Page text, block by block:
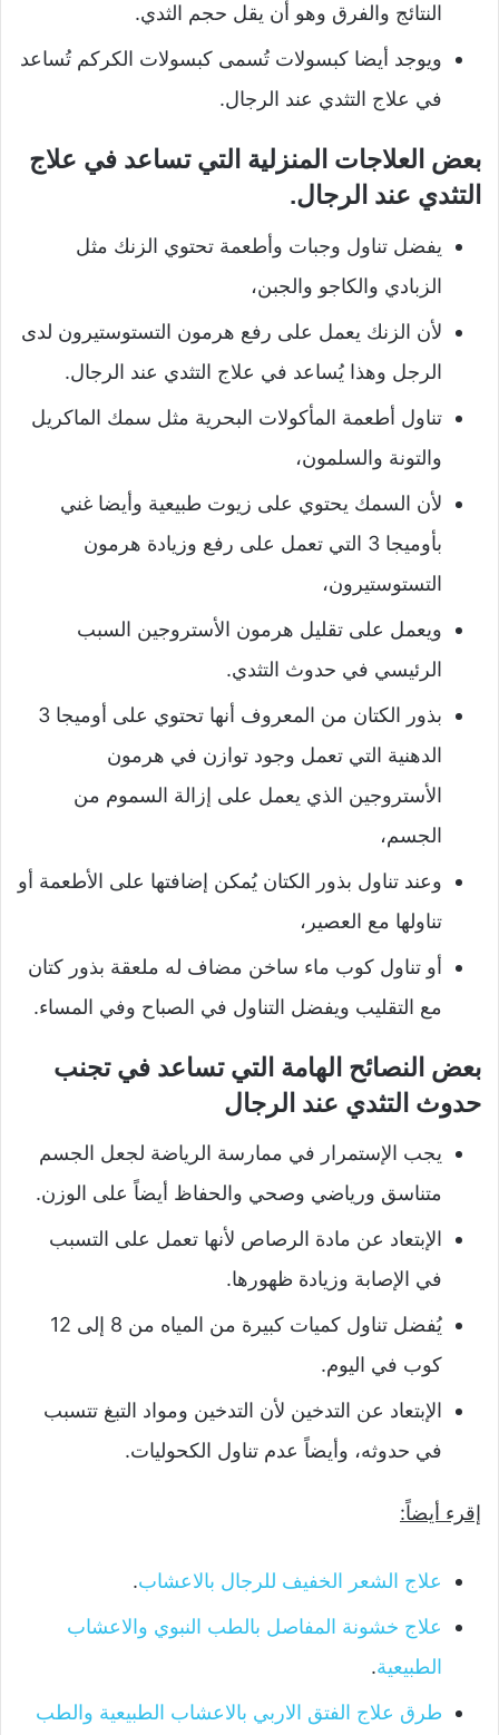
النتائج والفرق وهو أن يقل حجم الثدي.
ويوجد أيضا كبسولات تُسمى كبسولات الكركم تُساعد
في علاج التثدي عند الرجال.
بعض العلاجات المنزلية التي تساعد في علاج
التثدي عند الرجال.
يفضل تناول وجبات وأطعمة تحتوي الزنك مثل
الزبادي والكاجو والجبن،
لأن الزنك يعمل على رفع هرمون التستوستيرون لدى
الرجل وهذا يُساعد في علاج التثدي عند الرجال.
تناول أطعمة المأكولات البحرية مثل سمك الماكريل
والتونة والسلمون،
لأن السمك يحتوي على زيوت طبيعية وأيضا غني
بأوميجا 3 التي تعمل على رفع وزيادة هرمون
التستوستيرون،
ويعمل على تقليل هرمون الأستروجين السبب
الرئيسي في حدوث التثدي.
بذور الكتان من المعروف أنها تحتوي على أوميجا 3
الدهنية التي تعمل وجود توازن في هرمون
الأستروجين الذي يعمل على إزالة السموم من
الجسم،
وعند تناول بذور الكتان يُمكن إضافتها على الأطعمة أو
تناولها مع العصير،
أو تناول كوب ماء ساخن مضاف له ملعقة بذور كتان
مع التقليب ويفضل التناول في الصباح وفي المساء.
بعض النصائح الهامة التي تساعد في تجنب
حدوث التثدي عند الرجال
يجب الإستمرار في ممارسة الرياضة لجعل الجسم
متناسق ورياضي وصحي والحفاظ أيضاً على الوزن.
الإبتعاد عن مادة الرصاص لأنها تعمل على التسبب
في الإصابة وزيادة ظهورها.
يُفضل تناول كميات كبيرة من المياه من 8 إلى 12
كوب في اليوم.
الإبتعاد عن التدخين لأن التدخين ومواد التبغ تتسبب
في حدوثه، وأيضاً عدم تناول الكحوليات.
إقرء أيضاً:
علاج الشعر الخفيف للرجال بالاعشاب.
علاج خشونة المفاصل بالطب النبوي والاعشاب
الطبيعية.
طرق علاج الفتق الاربي بالاعشاب الطبيعية والطب